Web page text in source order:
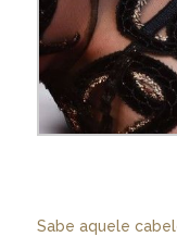
Sabe aquele